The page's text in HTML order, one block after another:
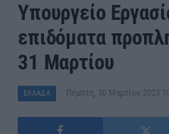
Υπουργείο
επιδόματα
31 Μαρτίου
ΕΛΛΑΔΑ Πέμπτη, 30 Μαρτίου 2023